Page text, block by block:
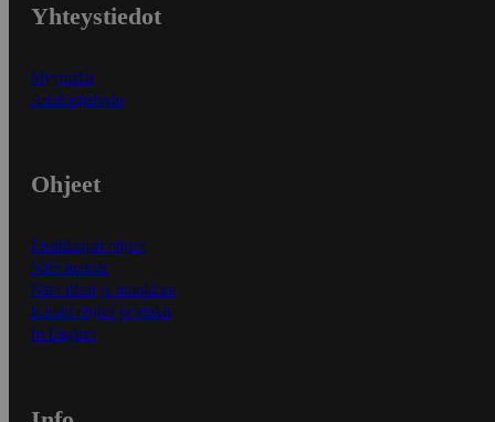
Yhteystiedot
Myymälät
Asiakaspalvelu
Ohjeet
Ensitilaajan ohjeet
Näin maksat
Näin tilaat ja muokkaat
Kaikki ohjeet ja vinkit
In English